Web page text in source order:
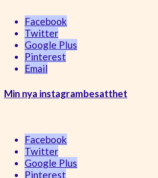
Facebook
Twitter
Google Plus
Pinterest
Email
Min nya instagrambesatthet
Facebook
Twitter
Google Plus
Pinterest